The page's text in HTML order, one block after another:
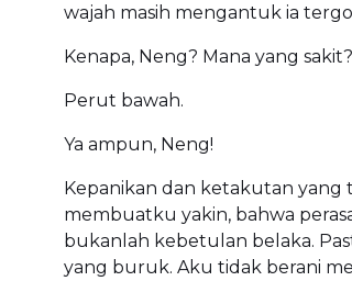
wajah masih mengantuk ia
Kenapa, Neng? Mana yang sakit?
Perut bawah.
Ya ampun, Neng!
Kepanikan dan ketakutan yang
membuatku yakin, bahwa
bukanlah kebetulan belaka.
yang buruk. Aku tidak berani